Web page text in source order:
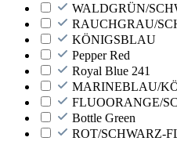
WALDGRÜN/
RAUCHGRAU/
KÖNIGSBLAU
Pepper Red
Royal Blue 241
MARINEBLAU/
FLUOORANGE/
Bottle Green
ROT/SCHWARZ-